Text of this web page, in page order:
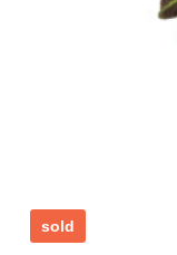
sold